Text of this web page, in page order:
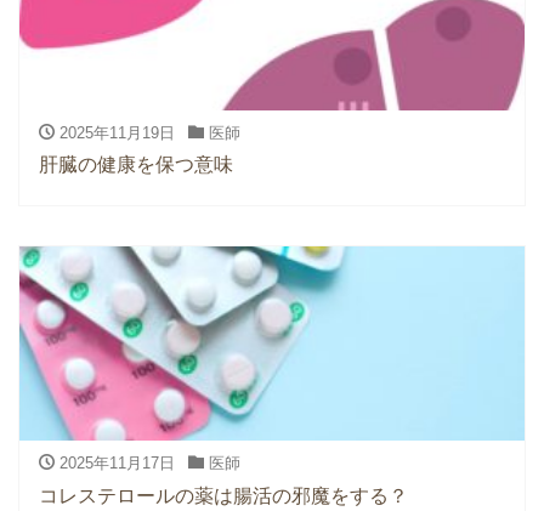
2025年11月19日 医師
肝臓の健康を保つ意味
2025年11月17日 医師
コレステロールの薬は腸活の邪魔をする？